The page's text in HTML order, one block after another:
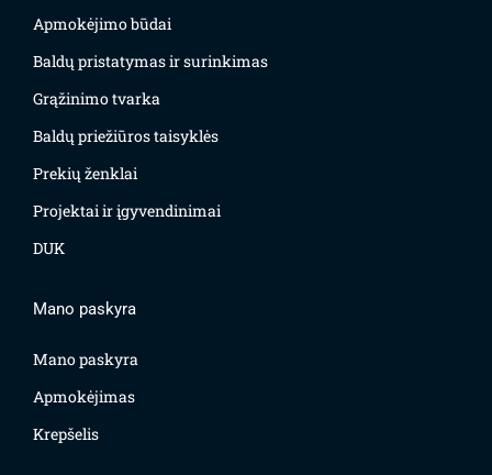
Apmokėjimo būdai
Baldų pristatymas ir surinkimas
Grąžinimo tvarka
Baldų priežiūros taisyklės
Prekių ženklai
Projektai ir įgyvendinimai
DUK
Mano paskyra
Mano paskyra
Apmokėjimas
Krepšelis